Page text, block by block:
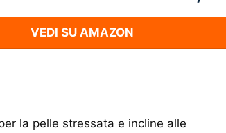
VEDI SU AMAZON
la pelle stressata e incline alle